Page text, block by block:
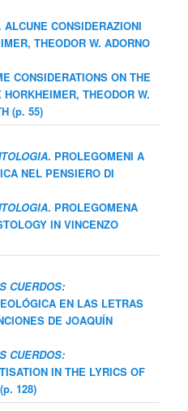
CONSIDERAZIONI
THEODOR W. ADORNO
CONSIDERATIONS ON THE
THEODOR W.
(p. 55)
. PROLEGOMENI A
NEL PENSIERO DI
. PROLEGOMENA
IN VINCENZO
CUERDOS:
EN LAS LETRAS
DE JOAQUÍN
CUERDOS:
IN THE LYRICS OF
(p. 128)